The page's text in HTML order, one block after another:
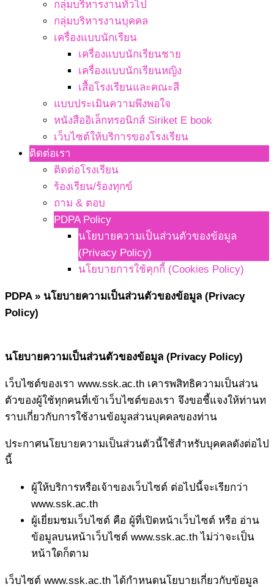
กลุ่มบริหารงานทั่วไป
กลุ่มบริหารงานบุคคล
เครื่องแบบนักเรียน
เครื่องแบบนักเรียนชาย
เครื่องแบบนักเรียนหญิง
เสื้อโรงเรียนและคณะสี
แบบประเมินความพึงพอใจ
หนังสืออิเล็กทรอนิกส์ Siriket E book
เว็บไซต์ให้บริการของโรงเรียน
ติดต่อเรา
ติดต่อโรงเรียน
ร้องเรียน/ร้องทุกข์
ถาม & ตอบ
PDPA Policy
นโยบายความเป็นส่วนตัวของข้อมูล
(Privacy Policy)
นโยบายการใช้คุกกี้ (Cookies Policy)
PDPA » นโยบายความเป็นส่วนตัวของข้อมูล (Privacy
Policy)
นโยบายความเป็นส่วนตัวของข้อมูล (Privacy Policy)
เว็บไซต์ของเรา www.ssk.ac.th เคารพสิทธิความเป็นส่วน
ตัวของผู้ใช้ทุกคนที่เข้าเว็บไซต์ของเรา จึงขอชี้แจงให้ท่านท
ราบเกี่ยวกับการใช้งานข้อมูลส่วนบุคคลของท่าน
ประกาศนโยบายความเป็นส่วนตัวนี้ใช้สำหรับบุคคลดังต่อไป
นี้
ผู้ให้บริการหรือเจ้าของเว็บไซต์ ต่อไปนี้จะเรียกว่า
www.ssk.ac.th
ผู้เยี่ยมชมเว็บไซต์ คือ ผู้ที่เปิดหน้าเว็บไซต์ หรือ อ่าน
ข้อมูลบนหน้าเว็บไซต์ www.ssk.ac.th ไม่ว่าจะเป็น
หน้าใดก็ตาม
เว็บไซต์ www.ssk.ac.th ได้กำหนดนโยบายเกี่ยวกับข้อมูล